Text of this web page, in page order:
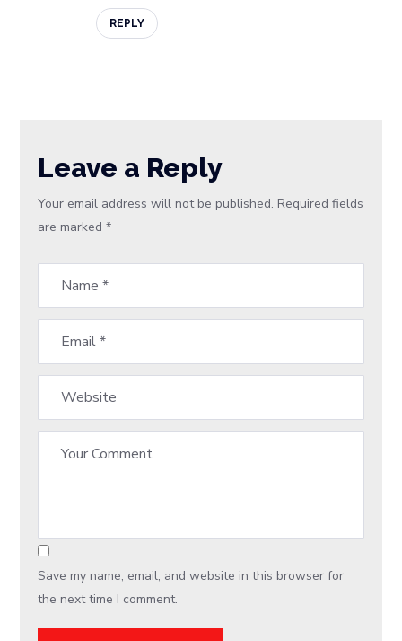
REPLY
Leave a Reply
Your email address will not be published. Required fields
are marked*
Save my name, email, and website in this browser for
the next time I comment.